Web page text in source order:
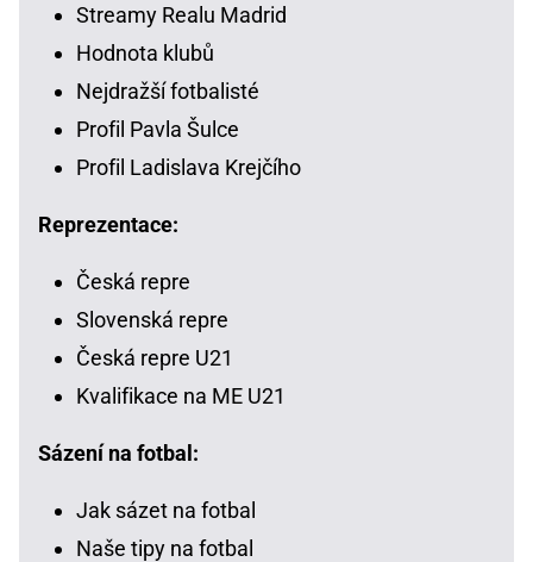
Streamy Realu Madrid
Hodnota klubů
Nejdražší fotbalisté
Profil Pavla Šulce
Profil Ladislava Krejčího
Reprezentace:
Česká repre
Slovenská repre
Česká repre U21
Kvalifikace na ME U21
Sázení na fotbal:
Jak sázet na fotbal
Naše tipy na fotbal